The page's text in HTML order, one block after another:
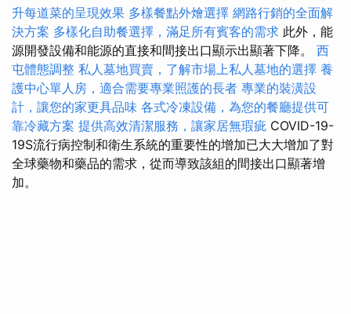
升每道菜的呈現效果 多樣餐點外燴選擇 網路行銷的全面解
決方案 多樣化自助餐選擇，滿足所有賓客的需求 此外，能
源開發設備和能源的直接和間接出口顯示出顯著下降。 西
屯體態調整 私人墓地買賣，了解市場上私人墓地的選擇 養
護中心單人房，適合需要專業照護的長者 專業的裝潢設
計，讓您的家更具品味 各式冷凍設備，為您的餐廳提供可
靠冷藏方案 提供高效清潔服務，讓家居無瑕疵 COVID-19-
19S流行病控制和衛生系統的重要性的增加已大大增加了對
全球藥物和藥品的需求，從而導致該組的間接出口顯著增
加。